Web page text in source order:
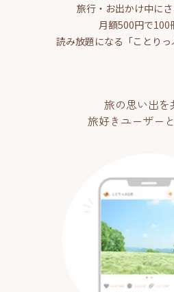
旅行・お出かけ中に
月額500円で100
読み放題になる「ことり
旅の思い出を
旅好きユーザー